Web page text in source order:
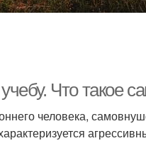
Что такое
человека,